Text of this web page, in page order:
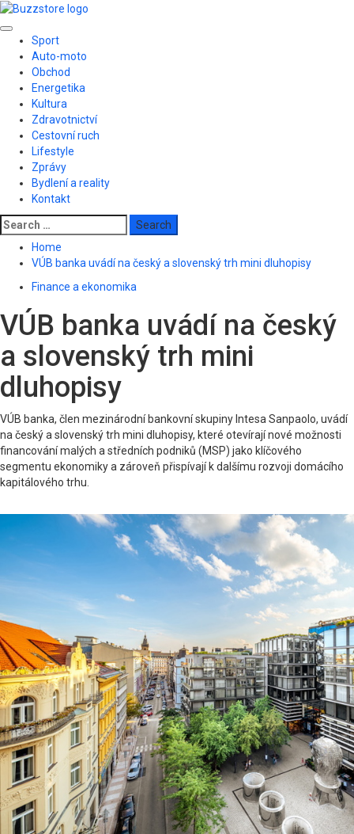
Skip
content
Primary
Menu
Sport
Auto-moto
Obchod
Energetika
Kultura
Zdravotnictví
Cestovní ruch
Lifestyle
Zprávy
Bydlení a reality
Kontakt
Search
for:
Home
VÚB banka uvádí na český a slovenský trh mini dluhopisy
Finance a ekonomika
VÚB banka uvádí na český
a slovenský trh mini
dluhopisy
VÚB banka, člen mezinárodní bankovní skupiny Intesa Sanpaolo, uvádí
na český a slovenský trh mini dluhopisy, které otevírají nové možnosti
financování malých a středních podniků (MSP) jako klíčového
segmentu ekonomiky a zároveň přispívají k dalšímu rozvoji domácího
kapitálového trhu.